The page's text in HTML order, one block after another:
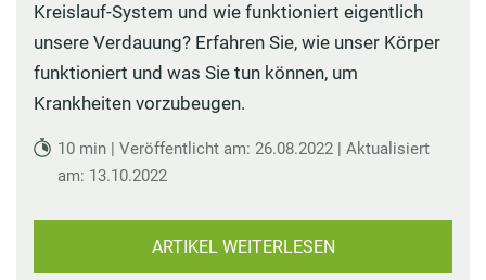
Kreislauf-System und wie funktioniert eigentlich
unsere Verdauung? Erfahren Sie, wie unser Körper
funktioniert und was Sie tun können, um
Krankheiten vorzubeugen.
10 min | Veröffentlicht am: 26.08.2022 | Aktualisiert
am: 13.10.2022
ARTIKEL WEITERLESEN